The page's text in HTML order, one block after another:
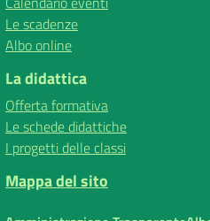
Le scadenze
Albo online
La didattica
Offerta formativa
Le schede didattiche
I progetti delle classi
Mappa del sito